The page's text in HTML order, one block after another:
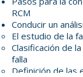
RCM
Conducir un
El estudio de la
Clasificación de
falla
Definición de las